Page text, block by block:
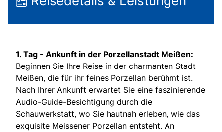
1. Tag - Ankunft in der Porzellanstadt Meißen:
Beginnen Sie Ihre Reise in der charmanten Stadt
Meißen, die für ihr feines Porzellan berühmt ist.
Nach Ihrer Ankunft erwartet Sie eine faszinierende
Audio-Guide-Besichtigung durch die
Schauwerkstatt, wo Sie hautnah erleben, wie das
exquisite Meissener Porzellan entsteht. An